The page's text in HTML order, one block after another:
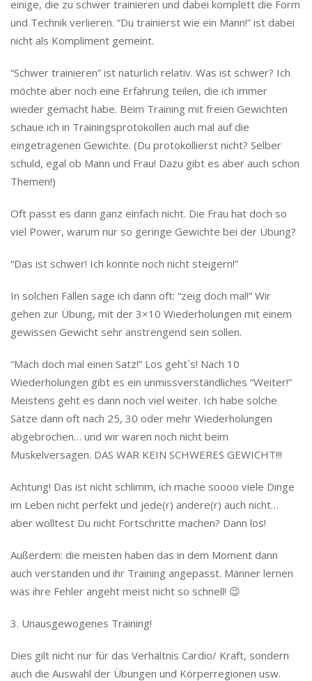
einige, die zu schwer trainieren und dabei komplett die Form
und Technik verlieren. “Du trainierst wie ein Mann!” ist dabei
nicht als Kompliment gemeint.
“Schwer trainieren” ist natürlich relativ. Was ist schwer? Ich
möchte aber noch eine Erfahrung teilen, die ich immer
wieder gemacht habe. Beim Training mit freien Gewichten
schaue ich in Trainingsprotokollen auch mal auf die
eingetragenen Gewichte. (Du protokollierst nicht? Selber
schuld, egal ob Mann und Frau! Dazu gibt es aber auch schon
Themen!)
Oft passt es dann ganz einfach nicht. Die Frau hat doch so
viel Power, warum nur so geringe Gewichte bei der Übung?
“Das ist schwer! Ich konnte noch nicht steigern!”
In solchen Fällen sage ich dann oft: “zeig doch mal!” Wir
gehen zur Übung, mit der 3×10 Wiederholungen mit einem
gewissen Gewicht sehr anstrengend sein sollen.
“Mach doch mal einen Satz!” Los geht`s! Nach 10
Wiederholungen gibt es ein unmissverständliches “Weiter!”
Meistens geht es dann noch viel weiter. Ich habe solche
Sätze dann oft nach 25, 30 oder mehr Wiederholungen
abgebrochen… und wir waren noch nicht beim
Muskelversagen. DAS WAR KEIN SCHWERES GEWICHT!!!
Achtung! Das ist nicht schlimm, ich mache soooo viele Dinge
im Leben nicht perfekt und jede(r) andere(r) auch nicht…
aber wolltest Du nicht Fortschritte machen? Dann los!
Außerdem: die meisten haben das in dem Moment dann
auch verstanden und ihr Training angepasst. Männer lernen
was ihre Fehler angeht meist nicht so schnell! 😉
3. Unausgewogenes Training!
Dies gilt nicht nur für das Verhältnis Cardio/ Kraft, sondern
auch die Auswahl der Übungen und Körperregionen usw.